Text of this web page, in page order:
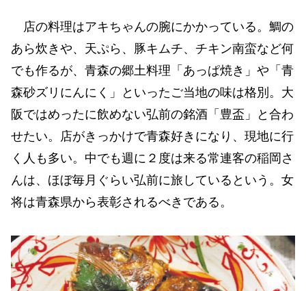
店の料理はアキちゃんの腕にかかっている。鯛の
あら炊きや、天ぷら、豚キムチ、チキン南蛮など何
でも作るが、青森の郷土料理「あっぱ焼き」や「青
森砂ズリにんにく」といったご当地の味は格別。大
阪ではめったに飲めない弘前の銘酒「豊盃」と合わ
せたい。店がきっかけで青森好きになり、現地に行
く人も多い。中でも週に２度は来る常連客の稲岡さ
んは、ほぼ毎月ぐらい弘前に旅しているという。女
将は青森県から表彰されるべきである。